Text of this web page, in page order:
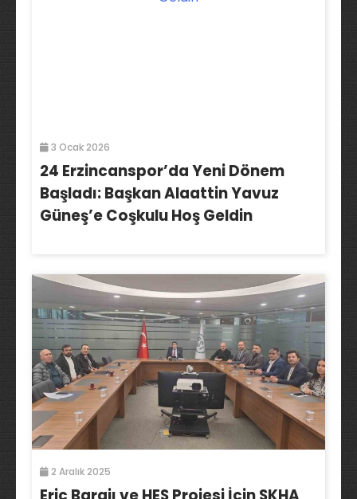
3 Ocak 2026
24 Erzincanspor’da Yeni Dönem
Başladı: Başkan Alaattin Yavuz
Güneş’e Coşkulu Hoş Geldin
2 Aralık 2025